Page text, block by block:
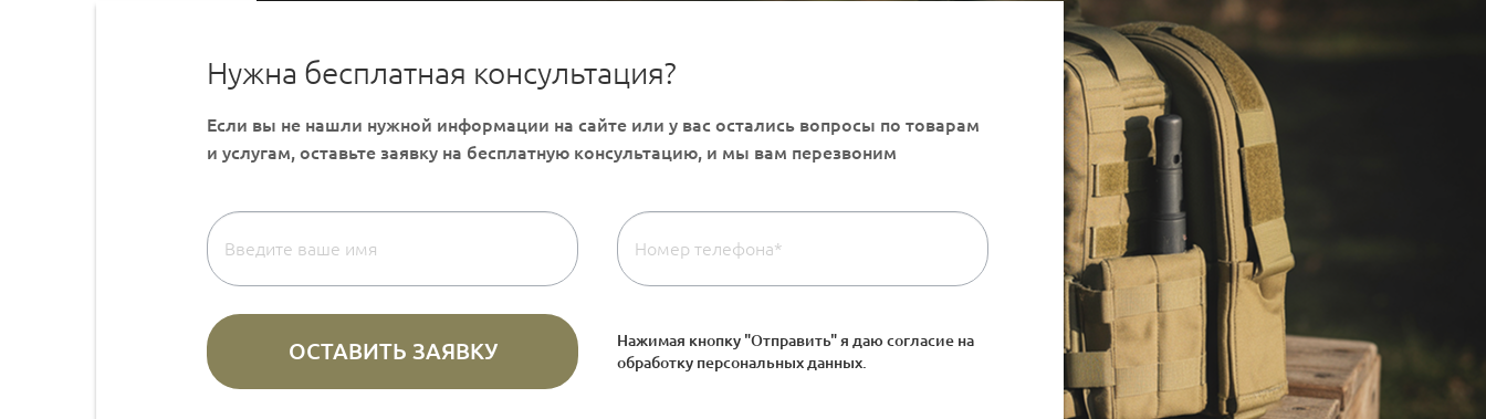
Нужна бесплатная консультация?
Нажимая кнопку "Отправить" я даю согласие на
обработку персональных данных